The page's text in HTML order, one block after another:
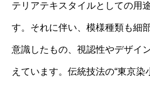
テリアテキスタイルとしての用
す。それに伴い、模様種類も細
意識したもの、視認性やデザイ
えています。伝統技法の“東京染